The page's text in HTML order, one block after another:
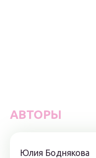
АВТОРЫ
Юлия Боднякова